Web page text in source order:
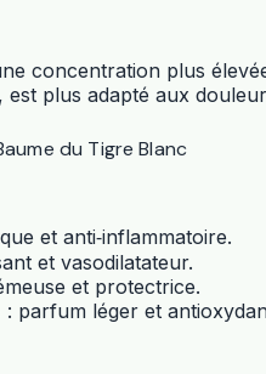
concentration plus
plus adapté aux
du Tigre Blanc
et anti‑inflammatoire.
et vasodilatateur.
et protectrice.
: parfum léger et